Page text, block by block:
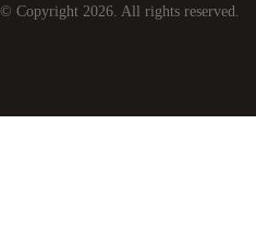
© Copyright 2026 . All rights reserved.